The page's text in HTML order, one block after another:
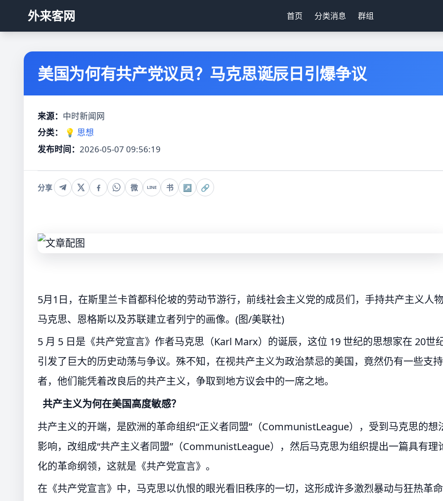
外来客网 首页 分类消息 群组
美国为何有共产党议员？马克思诞辰日引爆争议
来源： 中时新闻网
分类：
💡 思想
发布时间： 2026-05-07 09:56:19
分享 微 LINE 书 ↗ 🔗
5月1日，在斯里兰卡首都科伦坡的劳动节游行，前线社会主义党的成员们，手持共产主义人
马克思、恩格斯以及苏联建立者列宁的画像。(图/美联社)
5 月 5 日是《共产党宣言》作者马克思（Karl Marx）的诞辰，这位 19 世纪的思想家在 20世
引发了巨大的历史动荡与争议。殊不知，在视共产主义为政治禁忌的美国，竟然仍有一些支持
者，他们能凭着改良后的共产主义，争取到地方议会中的一席之地。
共产主义为何在美国高度敏感？
共产主义的开端，是欧洲的革命组织“正义者同盟”（CommunistLeague），受到马克思的想
影响，改组成“共产主义者同盟”（CommunistLeague），然后马克思为组织提出一篇具有理
化的革命纲领，这就是《共产党宣言》。
在《共产党宣言》中，马克思以仇恨的眼光看旧秩序的一切，这形成许多激烈暴动与狂热革命